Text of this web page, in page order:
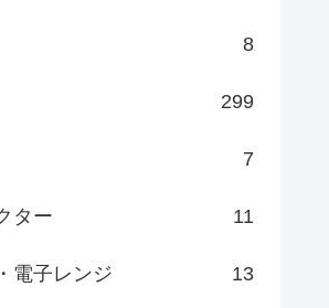
8
299
7
ター 11
電子レンジ 13